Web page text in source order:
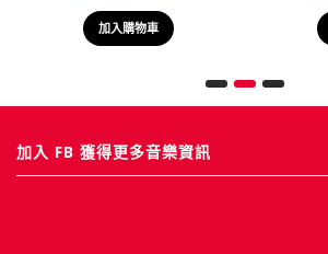
加入購物車
加入 FB 獲得更多音樂資訊